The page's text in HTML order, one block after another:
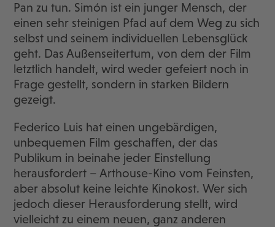
Pan zu tun. Simón ist ein junger Mensch, der
einen sehr steinigen Pfad auf dem Weg zu sich
selbst und seinem individuellen Lebensglück
geht. Das Außenseitertum, von dem der Film
letztlich handelt, wird weder gefeiert noch in
Frage gestellt, sondern in starken Bildern
gezeigt.
Federico Luis hat einen ungebärdigen,
unbequemen Film geschaffen, der das
Publikum in beinahe jeder Einstellung
herausfordert – Arthouse-Kino vom Feinsten,
aber absolut keine leichte Kinokost. Wer sich
jedoch dieser Herausforderung stellt, wird
vielleicht zu einem neuen, ganz anderen